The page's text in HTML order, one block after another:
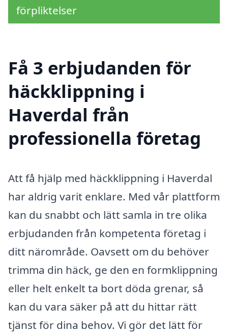
förpliktelser
Få 3 erbjudanden för
häckklippning i
Haverdal från
professionella företag
Att få hjälp med häckklippning i Haverdal
har aldrig varit enklare. Med vår plattform
kan du snabbt och lätt samla in tre olika
erbjudanden från kompetenta företag i
ditt närområde. Oavsett om du behöver
trimma din häck, ge den en formklippning
eller helt enkelt ta bort döda grenar, så
kan du vara säker på att du hittar rätt
tjänst för dina behov. Vi gör det lätt för